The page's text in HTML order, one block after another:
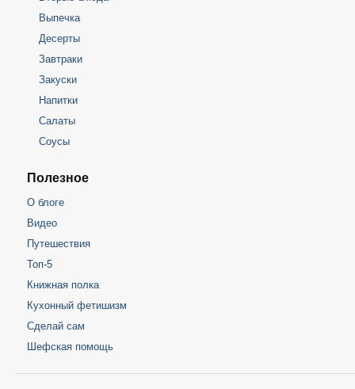
Выпечка
Десерты
Завтраки
Закуски
Напитки
Салаты
Соусы
Полезное
О блоге
Видео
Путешествия
Топ-5
Книжная полка
Кухонный фетишизм
Сделай сам
Шефская помощь